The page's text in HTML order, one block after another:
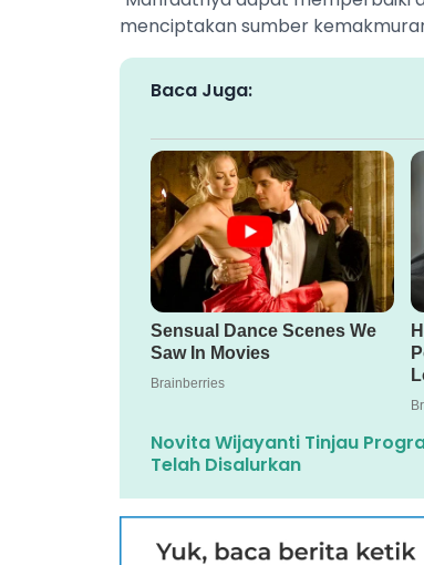
menciptakan sumber
Baca Juga:
Novita Wijayanti Tinjau
Telah Disalurkan